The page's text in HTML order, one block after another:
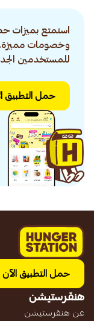
استمتع بميزات
وخصومات مميزة.
للمستخدمين
حمل التطبيق
حمل التطبيق الآن
هنقرستيشن
عن هنقرستيشن